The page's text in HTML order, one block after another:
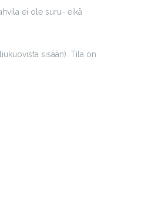
ei ole suru- eikä
sisään). Tila on